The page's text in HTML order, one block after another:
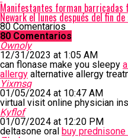
Manifestantes forman
Newark el lunes después del fin
80 Comentarios
80 Comentarios
Ownoly
12/31/2023 at 1:05 AM
can flonase make you sleepy
allergy alternative allergy
Yixmsq
01/05/2024 at 10:47 AM
virtual visit online physician
Kyflof
01/07/2024 at 12:20 PM
deltasone oral buy